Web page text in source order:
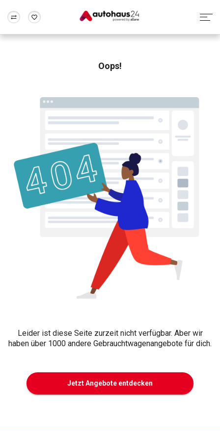
Rund um die Inzahlungnahme
Oops!
Leider ist diese Seite zurzeit nicht verfügbar. Aber wir
haben über 1000 andere Gebrauchtwagenangebote für dich.
Jetzt Angebote entdecken